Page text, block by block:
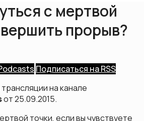
с мертвой
прорыв?
Подписаться на RSS
трансляции на канале
от 25.09.2015.
точки, если вы чувствуете